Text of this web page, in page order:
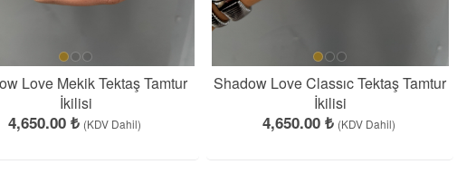
Love Mekik Tektaş Tamtur
İkilisi
4,650.00 ₺ (KDV Dahil)
Shadow Love Classıc Tektaş Tamtur
İkilisi
4,650.00 ₺ (KDV Dahil)